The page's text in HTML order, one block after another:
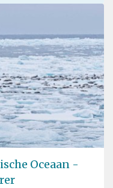
Oceaan -